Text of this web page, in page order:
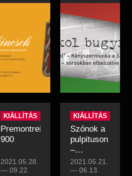
Rákóczi
újratemetéséig
KIÁLLÍTÁS
Premontreiek
900
2021.05.28.
— 09.22.
KIÁLLÍTÁS
Szónok a
pulpituson
–
Emlékkép
gróf
2021.05.21.
— 06.13.